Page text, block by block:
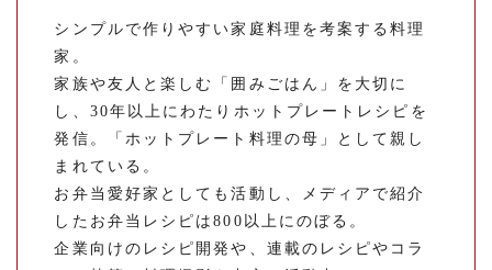
シンプルで作りやすい家庭料理を考案する料理
家。
家族や友人と楽しむ「囲みごはん」を大切に
し、30年以上にわたりホットプレートレシピを
発信。「ホットプレート料理の母」として親し
まれている。
お弁当愛好家としても活動し、メディアで紹介
したお弁当レシピは800以上にのぼる。
企業向けのレシピ開発や、連載のレシピやコラ